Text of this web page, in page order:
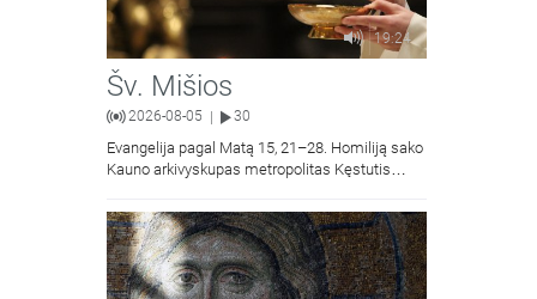
19:24
Šv. Mišios
2026-08-05 30
Evangelija pagal Matą 15, 21–28. Homiliją sako
Kauno arkivyskupas metropolitas Kęstutis
Marijos Gimimo bazilikos.